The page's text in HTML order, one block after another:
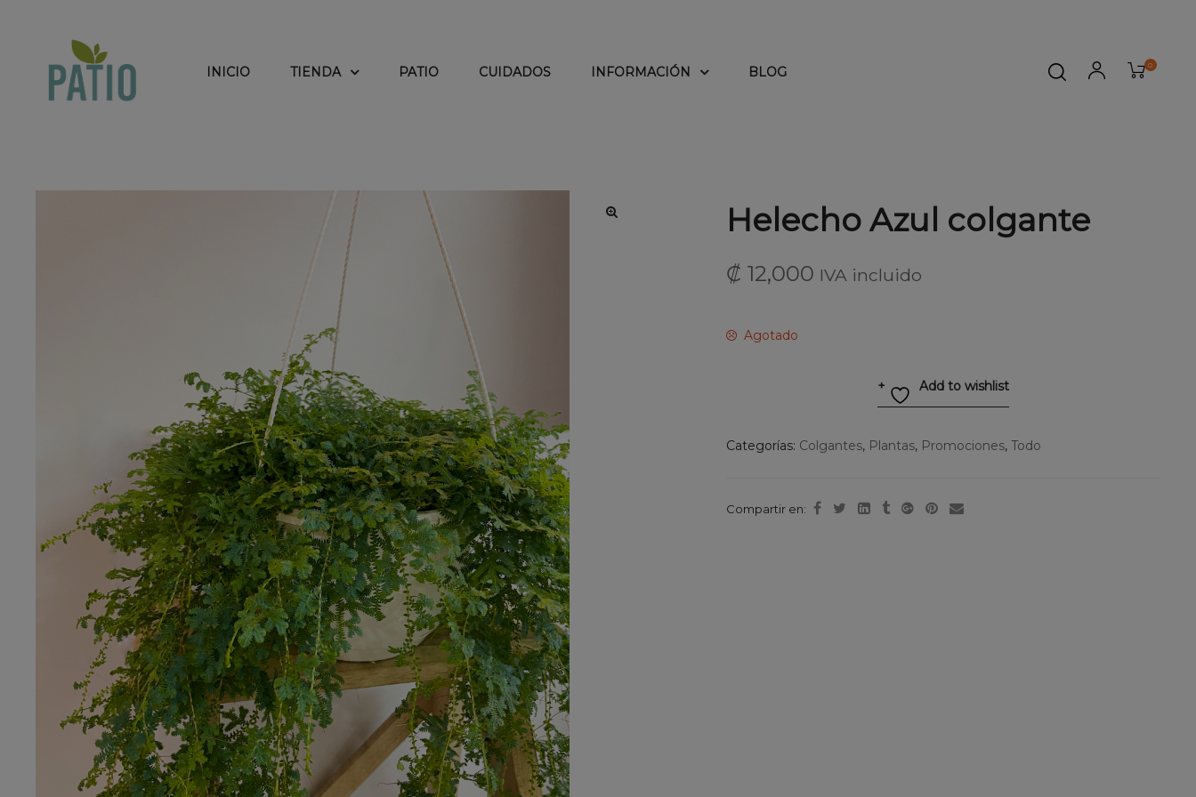
INICIO TIENDA PATIO CUIDADOS INFORMACIÓN BLOG 0
Helecho Azul colgante
₡ 12,000 IVA incluido
Agotado
Add to wishlist
Categorías: Colgantes, Plantas, Promociones,Todo
Compartir en: